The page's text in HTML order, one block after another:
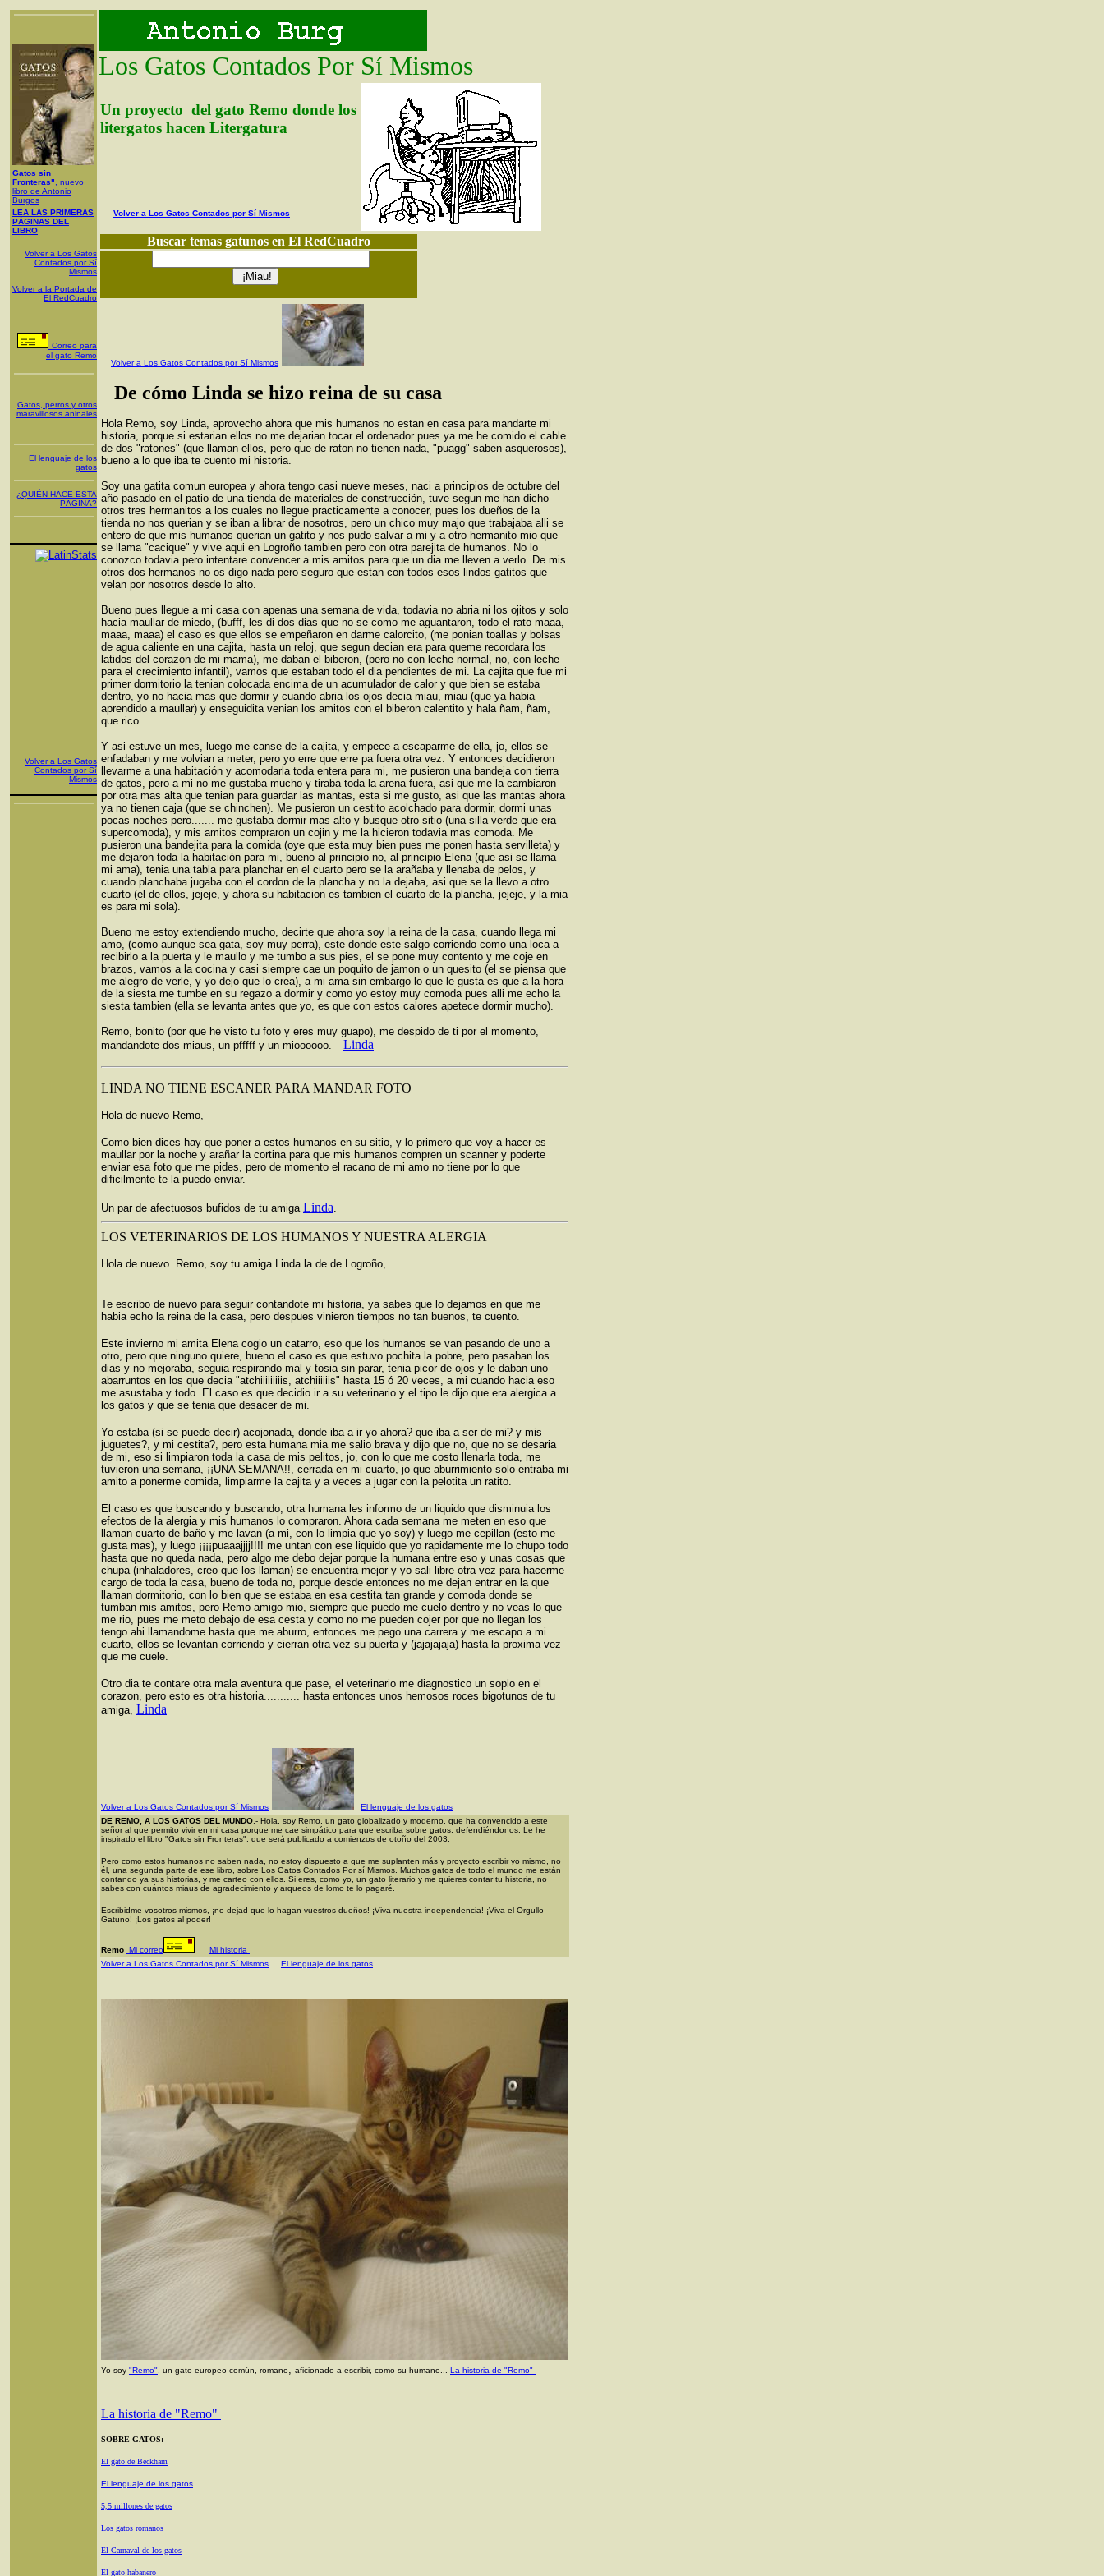
Gatos sin
Fronteras" , nuevo
libro de Antonio
Burgos
LEA LAS PRIMERAS
PÁGINAS DEL
LIBRO
Volver a Los Gatos
Contados por Sí
Mismos
Volver a la Portada de
El RedCuadro
Correo para
el gato Remo
Gatos, perros y otros
maravillosos aninales
El lenguaje de los
gatos
¿QUIÉN HACE ESTA
PÁGINA?
Volver a Los Gatos
Contados por Sí
Mismos
Los Gatos Contados Por Sí Mismos
Un proyecto del gato Remo donde los
litergatos hacen Litergatura
Volver a Los Gatos Contados por Sí Mismos
Buscar temas gatunos en El RedCuadro
Volver a Los Gatos Contados por Sí Mismos
De cómo Linda se hizo reina de su casa
Hola Remo, soy Linda, aprovecho ahora que mis humanos no estan en casa para mandarte mi
historia, porque si estarian ellos no me dejarian tocar el ordenador pues ya me he comido el cable
de dos "ratones" (que llaman ellos, pero que de raton no tienen nada, "puagg" saben asquerosos),
bueno a lo que iba te cuento mi historia.
Soy una gatita comun europea y ahora tengo casi nueve meses, naci a principios de octubre del
año pasado en el patio de una tienda de materiales de construcción, tuve segun me han dicho
otros tres hermanitos a los cuales no llegue practicamente a conocer, pues los dueños de la
tienda no nos querian y se iban a librar de nosotros, pero un chico muy majo que trabajaba alli se
entero de que mis humanos querian un gatito y nos pudo salvar a mi y a otro hermanito mio que
se llama "cacique" y vive aqui en Logroño tambien pero con otra parejita de humanos. No lo
conozco todavia pero intentare convencer a mis amitos para que un dia me lleven a verlo. De mis
otros dos hermanos no os digo nada pero seguro que estan con todos esos lindos gatitos que
velan por nosotros desde lo alto.
Bueno pues llegue a mi casa con apenas una semana de vida, todavia no abria ni los ojitos y solo
hacia maullar de miedo, (bufff, les di dos dias que no se como me aguantaron, todo el rato maaa,
maaa, maaa) el caso es que ellos se empeñaron en darme calorcito, (me ponian toallas y bolsas
de agua caliente en una cajita, hasta un reloj, que segun decian era para queme recordara los
latidos del corazon de mi mama), me daban el biberon, (pero no con leche normal, no, con leche
para el crecimiento infantil), vamos que estaban todo el dia pendientes de mi. La cajita que fue mi
primer dormitorio la tenian colocada encima de un acumulador de calor y que bien se estaba
dentro, yo no hacia mas que dormir y cuando abria los ojos decia miau, miau (que ya habia
aprendido a maullar) y enseguidita venian los amitos con el biberon calentito y hala ñam, ñam,
que rico.
Y asi estuve un mes, luego me canse de la cajita, y empece a escaparme de ella, jo, ellos se
enfadaban y me volvian a meter, pero yo erre que erre pa fuera otra vez. Y entonces decidieron
llevarme a una habitación y acomodarla toda entera para mi, me pusieron una bandeja con tierra
de gatos, pero a mi no me gustaba mucho y tiraba toda la arena fuera, asi que me la cambiaron
por otra mas alta que tenian para guardar las mantas, esta si me gusto, asi que las mantas ahora
ya no tienen caja (que se chinchen). Me pusieron un cestito acolchado para dormir, dormi unas
pocas noches pero....... me gustaba dormir mas alto y busque otro sitio (una silla verde que era
supercomoda), y mis amitos compraron un cojin y me la hicieron todavia mas comoda. Me
pusieron una bandejita para la comida (oye que esta muy bien pues me ponen hasta servilleta) y
me dejaron toda la habitación para mi, bueno al principio no, al principio Elena (que asi se llama
mi ama), tenia una tabla para planchar en el cuarto pero se la arañaba y llenaba de pelos, y
cuando planchaba jugaba con el cordon de la plancha y no la dejaba, asi que se la llevo a otro
cuarto (el de ellos, jejeje, y ahora su habitacion es tambien el cuarto de la plancha, jejeje, y la mia
es para mi sola).
Bueno me estoy extendiendo mucho, decirte que ahora soy la reina de la casa, cuando llega mi
amo, (como aunque sea gata, soy muy perra), este donde este salgo corriendo como una loca a
recibirlo a la puerta y le maullo y me tumbo a sus pies, el se pone muy contento y me coje en
brazos, vamos a la cocina y casi siempre cae un poquito de jamon o un quesito (el se piensa que
me alegro de verle, y yo dejo que lo crea), a mi ama sin embargo lo que le gusta es que a la hora
de la siesta me tumbe en su regazo a dormir y como yo estoy muy comoda pues alli me echo la
siesta tambien (ella se levanta antes que yo, es que con estos calores apetece dormir mucho).
Remo, bonito (por que he visto tu foto y eres muy guapo), me despido de ti por el momento,
mandandote dos miaus, un pfffff y un mioooooo.
Linda
LINDA NO TIENE ESCANER PARA MANDAR FOTO
Hola de nuevo Remo,
Como bien dices hay que poner a estos humanos en su sitio, y lo primero que voy a hacer es
maullar por la noche y arañar la cortina para que mis humanos compren un scanner y poderte
enviar esa foto que me pides, pero de momento el racano de mi amo no tiene por lo que
dificilmente te la puedo enviar.
Un par de afectuosos bufidos de tu amiga Linda.
LOS VETERINARIOS DE LOS HUMANOS Y NUESTRA ALERGIA
Hola de nuevo. Remo, soy tu amiga Linda la de de Logroño,
Te escribo de nuevo para seguir contandote mi historia, ya sabes que lo dejamos en que me
habia echo la reina de la casa, pero despues vinieron tiempos no tan buenos, te cuento.
Este invierno mi amita Elena cogio un catarro, eso que los humanos se van pasando de uno a
otro, pero que ninguno quiere, bueno el caso es que estuvo pochita la pobre, pero pasaban los
dias y no mejoraba, seguia respirando mal y tosia sin parar, tenia picor de ojos y le daban uno
abarruntos en los que decia "atchiiiiiiiiis, atchiiiiiis" hasta 15 ó 20 veces, a mi cuando hacia eso
me asustaba y todo. El caso es que decidio ir a su veterinario y el tipo le dijo que era alergica a
los gatos y que se tenia que desacer de mi.
Yo estaba (si se puede decir) acojonada, donde iba a ir yo ahora? que iba a ser de mi? y mis
juguetes?, y mi cestita?, pero esta humana mia me salio brava y dijo que no, que no se desaria
de mi, eso si limpiaron toda la casa de mis pelitos, jo, con lo que me costo llenarla toda, me
tuvieron una semana, ¡¡UNA SEMANA!!, cerrada en mi cuarto, jo que aburrimiento solo entraba mi
amito a ponerme comida, limpiarme la cajita y a veces a jugar con la pelotita un ratito.
El caso es que buscando y buscando, otra humana les informo de un liquido que disminuia los
efectos de la alergia y mis humanos lo compraron. Ahora cada semana me meten en eso que
llaman cuarto de baño y me lavan (a mi, con lo limpia que yo soy) y luego me cepillan (esto me
gusta mas), y luego ¡¡¡¡puaaajjjj!!!! me untan con ese liquido que yo rapidamente me lo chupo todo
hasta que no queda nada, pero algo me debo dejar porque la humana entre eso y unas cosas que
chupa (inhaladores, creo que los llaman) se encuentra mejor y yo sali libre otra vez para hacerme
cargo de toda la casa, bueno de toda no, porque desde entonces no me dejan entrar en la que
llaman dormitorio, con lo bien que se estaba en esa cestita tan grande y comoda donde se
tumban mis amitos, pero Remo amigo mio, siempre que puedo me cuelo dentro y no veas lo que
me rio, pues me meto debajo de esa cesta y como no me pueden cojer por que no llegan los
tengo ahi llamandome hasta que me aburro, entonces me pego una carrera y me escapo a mi
cuarto, ellos se levantan corriendo y cierran otra vez su puerta y (jajajajaja) hasta la proxima vez
que me cuele.
Otro dia te contare otra mala aventura que pase, el veterinario me diagnostico un soplo en el
corazon, pero esto es otra historia........... hasta entonces unos hemosos roces bigotunos de tu
amiga, Linda
Volver a Los Gatos Contados por Sí Mismos
El lenguaje de los gatos
DE REMO, A LOS GATOS DEL MUNDO .- Hola, soy Remo, un gato globalizado y moderno, que ha convencido a este
señor al que permito vivir en mi casa porque me cae simpático para que escriba sobre gatos, defendiéndonos. Le he
inspirado el libro "Gatos sin Fronteras", que será publicado a comienzos de otoño del 2003.
Pero como estos humanos no saben nada, no estoy dispuesto a que me suplanten más y proyecto escribir yo mismo, no
él, una segunda parte de ese libro, sobre Los Gatos Contados Por sí Mismos. Muchos gatos de todo el mundo me están
contando ya sus historias, y me carteo con ellos. Si eres, como yo, un gato literario y me quieres contar tu historia, no
sabes con cuántos miaus de agradecimiento y arqueos de lomo te lo pagaré.
Escribidme vosotros mismos, ¡no dejad que lo hagan vuestros dueños! ¡Viva nuestra independencia! ¡Viva el Orgullo
Gatuno! ¡Los gatos al poder!
Remo Mi correo
Mi historia
Volver a Los Gatos Contados por Sí Mismos
El lenguaje de los gatos
Yo soy "Remo" , un gato europeo común, romano, aficionado a escribir, como su humano... La historia de "Remo"
La historia de "Remo"
SOBRE GATOS:
El gato de Beckham
El lenguaje de los gatos
5,5 millones de gatos
Los gatos romanos
El Carnaval de los gatos
El gato habanero